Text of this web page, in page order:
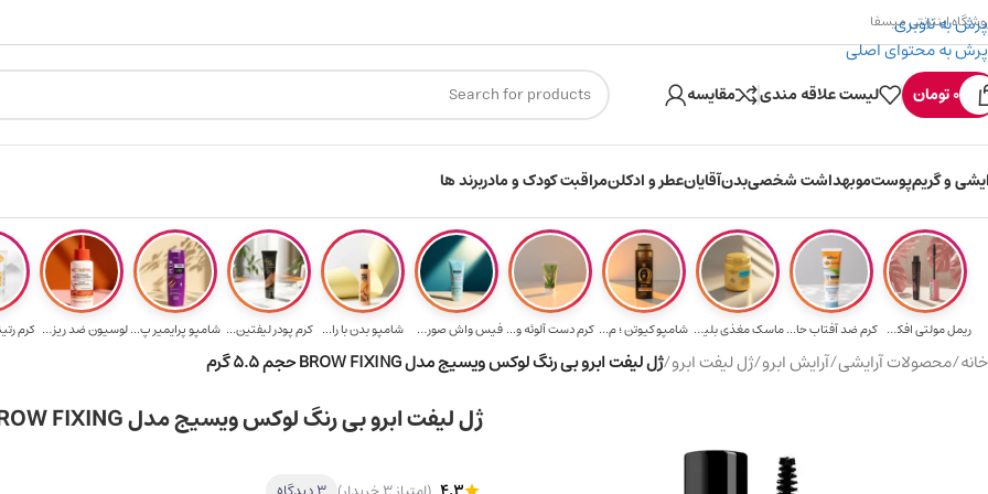
پرش به ناوبری
پرش به محتوای اصلی
هدیه برای ارسال رایگان برای خرید ۳.۵ میلیون به یالا ۳۰۰ میسکوین (۳۰ هزار تومن) هدیه خرید اول
اینترنتی میسفا
0تومان لیست علاقه مندی مقایسه
و گریمپوستموبهداشت شخصیبدنآقایانعطر و ادکلنمراقبت کودک و مادربرند ها
ریمل مولتی افکت... کرم ضد آفتاب حا... ماسک مغذی بلیتا... شامپو کیوتن ؛ م... کرم دست آلوئه و... فیس واش صورت آک... شامپو بدن با را... کرم پودر لیفتین... شامپو پرایمیر پ... لوسیون ضد ریزش ... کرم
خانه/محصولات آرایشی/آرایش ابرو/ژل لیفت ابرو/ژل لیفت ابرو بی‌ رنگ لوکس ویسیج مدل BROW FIXING حجم 5.5 گرم
ژل لیفت ابرو بی‌ رنگ لوکس ویسیج مدل BROW FIXING حجم 5.5 گرم